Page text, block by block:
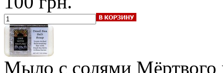
Мыло с солями Мёртвого